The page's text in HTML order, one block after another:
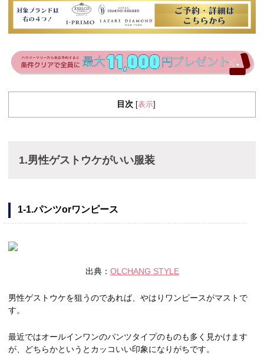
目次 [表示]
1.男性ゲストウケがいい服装
1-1.パンツorワンピース
出典： OLCHANG STYLE
男性ゲストウケを狙うのであれば、やはりワンピースがマストで
す。
最近ではオールインワンのパンツタイプのものも多く見かけます
が、どちらかというとカッコいい印象になりがちです。